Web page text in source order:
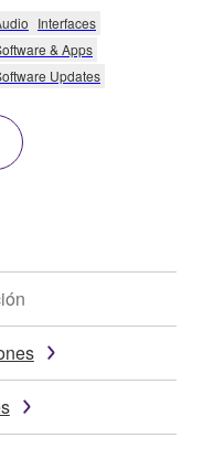
Interfaces
& Apps
Updates